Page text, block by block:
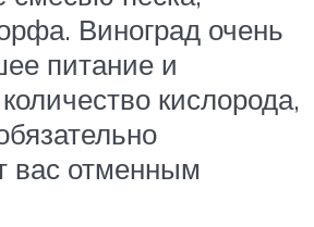
Виноград очень
питание и
кислорода,
вас отменным